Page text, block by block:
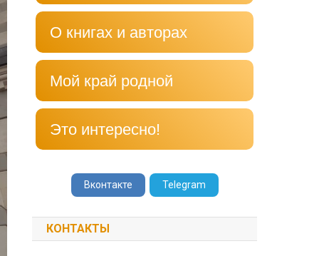
О книгах и авторах
Мой край родной
Это интересно!
Вконтакте Telegram
КОНТАКТЫ